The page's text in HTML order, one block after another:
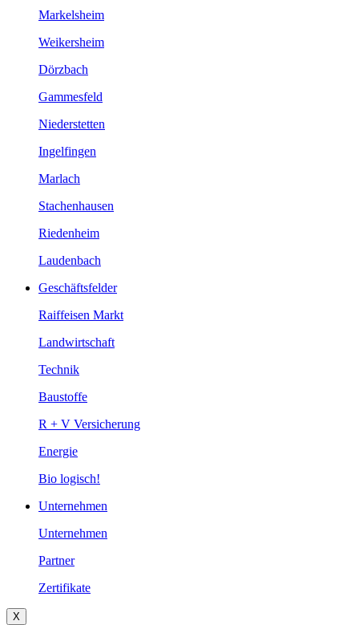
Markelsheim
Weikersheim
Dörzbach
Gammesfeld
Niederstetten
Ingelfingen
Marlach
Stachenhausen
Riedenheim
Laudenbach
Geschäftsfelder
Raiffeisen Markt
Landwirtschaft
Technik
Baustoffe
R + V Versicherung
Energie
Bio logisch!
Unternehmen
Unternehmen
Partner
Zertifikate
X